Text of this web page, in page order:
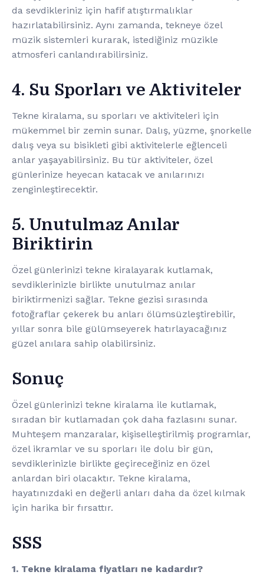
da sevdikleriniz için hafif atıştırmalıklar
hazırlatabilirsiniz. Aynı zamanda, tekneye özel
müzik sistemleri kurarak, istediğiniz müzikle
atmosferi canlandırabilirsiniz.
4. Su Sporları ve Aktiviteler
Tekne kiralama, su sporları ve aktiviteleri için
mükemmel bir zemin sunar. Dalış, yüzme, şnorkelle
dalış veya su bisikleti gibi aktivitelerle eğlenceli
anlar yaşayabilirsiniz. Bu tür aktiviteler, özel
günlerinize heyecan katacak ve anılarınızı
zenginleştirecektir.
5. Unutulmaz Anılar
Biriktirin
Özel günlerinizi tekne kiralayarak kutlamak,
sevdiklerinizle birlikte unutulmaz anılar
biriktirmenizi sağlar. Tekne gezisi sırasında
fotoğraflar çekerek bu anları ölümsüzleştirebilir,
yıllar sonra bile gülümseyerek hatırlayacağınız
güzel anılara sahip olabilirsiniz.
Sonuç
Özel günlerinizi tekne kiralama ile kutlamak,
sıradan bir kutlamadan çok daha fazlasını sunar.
Muhteşem manzaralar, kişiselleştirilmiş programlar,
özel ikramlar ve su sporları ile dolu bir gün,
sevdiklerinizle birlikte geçireceğiniz en özel
anlardan biri olacaktır. Tekne kiralama,
hayatınızdaki en değerli anları daha da özel kılmak
için harika bir fırsattır.
SSS
1. Tekne kiralama fiyatları ne kadardır?